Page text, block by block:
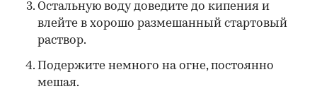
Остальную воду доведите до кипения и
влейте в хорошо размешанный стартовый
раствор.
Подержите немного на огне, постоянно
мешая.